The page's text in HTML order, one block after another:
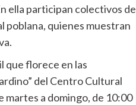
ella participan colectivos de
poblana, quienes muestran
que florece en las
del Centro Cultural
martes a domingo, de 10:00